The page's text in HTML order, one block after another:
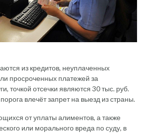
из кредитов, неуплаченных
просроченных платежей за
точкой отсечки являются 30 тыс. руб.
влечёт запрет на выезд из страны.
от уплаты алиментов, а также
или морального вреда по суду, в